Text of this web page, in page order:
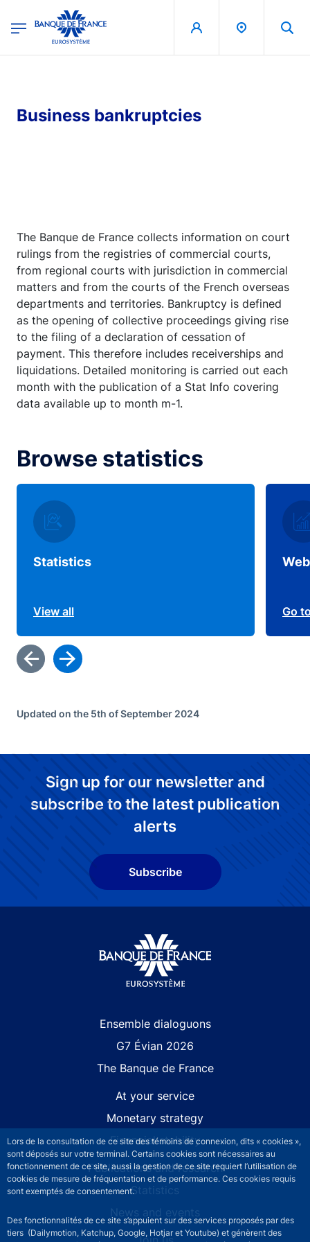
Lors de la consultation de ce site des témoins de connexion, dits « cookies »,
sont déposés sur votre terminal. Certains cookies sont nécessaires au
fonctionnement de ce site, aussi la gestion de ce site requiert l’utilisation de
cookies de mesure de fréquentation et de performance. Ces cookies requis
sont exemptés de consentement.
Des fonctionnalités de ce site s’appuient sur des services proposés par des
tiers (Dailymotion, Katchup, Google, Hotjar et Youtube) et génèrent des
Banque de France - Menu Principal
Business bankruptcies
The Banque de France collects information on court
rulings from the registries of commercial courts,
from regional courts with jurisdiction in commercial
matters and from the courts of the French overseas
departments and territories. Bankruptcy is defined
as the opening of collective proceedings giving rise
to the filing of a declaration of cessation of
payment. This therefore includes receiverships and
liquidations. Detailed monitoring is carried out each
month with the publication of a Stat Info covering
data available up to month m-1.
Browse statistics
Statistics
View all Go
Updated on the 5th of September 2024
Sign up for our newsletter and
subscribe to the latest publication
alerts
Subscribe
Ensemble dialoguons
G7 Évian 2026
The Banque de France
At your service
Monetary strategy
Financial stability
Publications and research
Statistics
News and events